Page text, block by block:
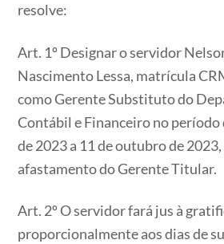
resolve:
Art. 1º Designar o servidor
Nascimento Lessa, matrícula
como Gerente Substituto do
Contábil e Financeiro no período
de 2023 a 11 de outubro de
afastamento do Gerente Titular.
Art. 2º O servidor fará jus à
proporcionalmente aos dias de